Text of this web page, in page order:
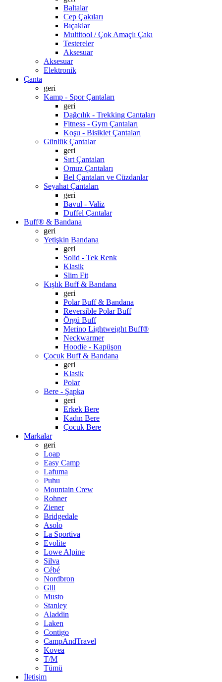
Baltalar
Cep Çakıları
Bıçaklar
Multitool / Çok Amaçlı Çakı
Testereler
Aksesuar
Aksesuar
Elektronik
Çanta
geri
Kamp - Spor Çantaları
geri
Dağcılık - Trekking Çantaları
Fitness - Gym Çantaları
Koşu - Bisiklet Çantaları
Günlük Çantalar
geri
Sırt Çantaları
Omuz Çantaları
Bel Çantaları ve Cüzdanlar
Seyahat Çantaları
geri
Bavul - Valiz
Duffel Çantalar
Buff® & Bandana
geri
Yetişkin Bandana
geri
Solid - Tek Renk
Klasik
Slim Fit
Kışlık Buff & Bandana
geri
Polar Buff & Bandana
Reversible Polar Buff
Örgü Buff
Merino Lightweight Buff®
Neckwarmer
Hoodie - Kapüşon
Çocuk Buff & Bandana
geri
Klasik
Polar
Bere - Şapka
geri
Erkek Bere
Kadın Bere
Çocuk Bere
Markalar
geri
Loap
Easy Camp
Lafuma
Puhu
Mountain Crew
Rohner
Ziener
Bridgedale
Asolo
La Sportiva
Evolite
Lowe Alpine
Silva
Cébé
Nordbron
Gill
Musto
Stanley
Aladdin
Laken
Contigo
CampAndTravel
Kovea
T/M
Tümü
İletişim